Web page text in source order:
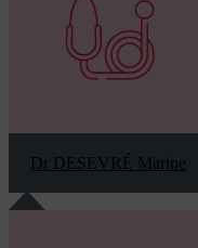
Dr DESEVRÉ Marine